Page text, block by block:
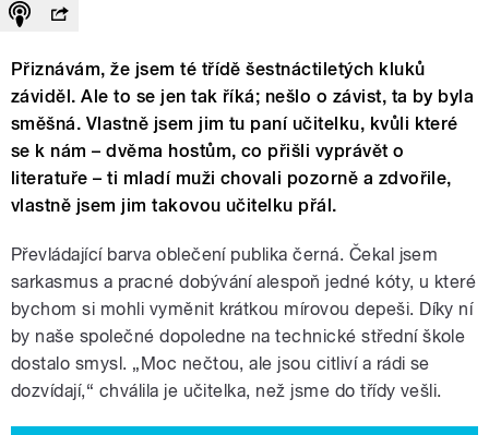
Přiznávám, že jsem té třídě šestnáctiletých kluků
záviděl. Ale to se jen tak říká; nešlo o závist, ta by byla
směšná. Vlastně jsem jim tu paní učitelku, kvůli které
se k nám – dvěma hostům, co přišli vyprávět o
literatuře – ti mladí muži chovali pozorně a zdvořile,
vlastně jsem jim takovou učitelku přál.
Převládající barva oblečení publika černá. Čekal jsem
sarkasmus a pracné dobývání alespoň jedné kóty, u které
bychom si mohli vyměnit krátkou mírovou depeši. Díky ní
by naše společné dopoledne na technické střední škole
dostalo smysl. „Moc nečtou, ale jsou citliví a rádi se
dozvídají,“ chválila je učitelka, než jsme do třídy vešli.